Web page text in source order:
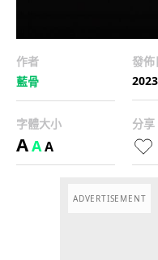
作者
藍骨
發佈
字體大小
AAA
分享
ADVERTISEMENT